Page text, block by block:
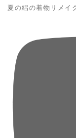
夏の絽の着物リメイ